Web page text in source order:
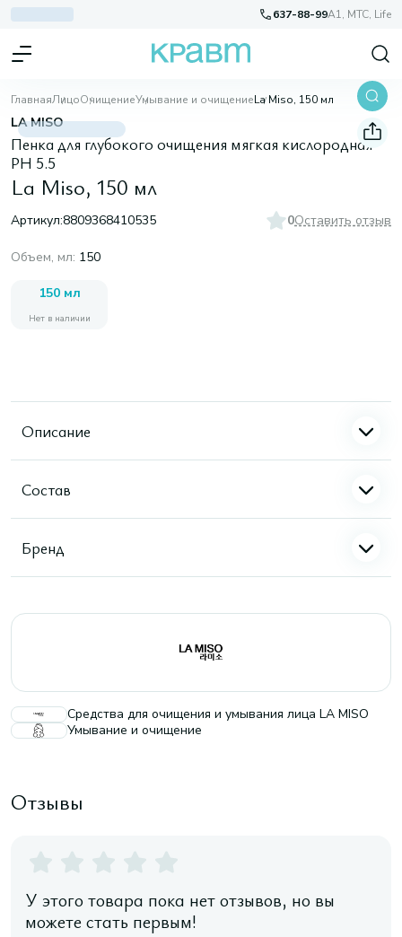
637-88-99A1, МТС, Life
ГлавнаяЛицоОчищениеУмывание и очищениеLa Miso, 150 мл
LA MISO
Пенка для глубокого очищения мягкая кислородная
PH 5.5
La Miso, 150 мл
Артикул:8809368410535 0Оставить отзыв
Объем, мл: 150
150 мл
Нет в наличии
Описание
Состав
Бренд
Средства для очищения и умывания лица LA MISO
Умывание и очищение
Отзывы
У этого товара пока нет отзывов, но вы
можете стать первым!